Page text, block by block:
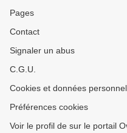
Pages
Contact
Signaler un abus
C.G.U.
Cookies et données
Préférences cookies
Voir le profil de sur le portail